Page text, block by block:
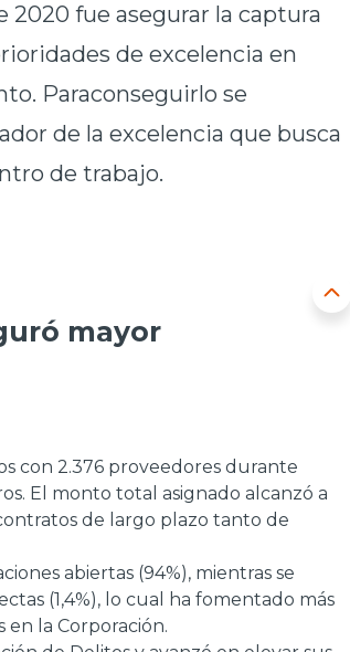
fue asegurar la captura
de excelencia en
Paraconseguirlo se
de la excelencia que busca
de trabajo.
mayor
con 2.376 proveedores durante
El monto total asignado alcanzó a
de largo plazo tanto de
abiertas (94%), mientras se
(1,4%), lo cual ha fomentado más
en la Corporación.